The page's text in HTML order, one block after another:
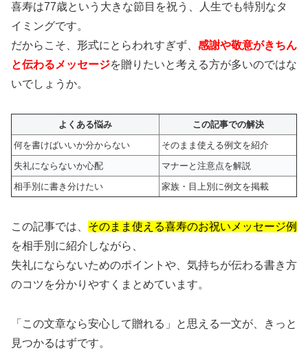
喜寿は77歳という大きな節目を祝う、人生でも特別なタ
イミングです。
だからこそ、形式にとらわれすぎず、 感謝や敬意がきちん
と伝わるメッセージを贈りたいと考える方が多いのではな
いでしょうか。
よくある悩み
この記事での解決
何を書けばいいか分からない
そのまま使える例文を紹介
失礼にならないか心配
マナーと注意点を解説
相手別に書き分けたい
家族・目上別に例文を掲載
この記事では、 そのまま使える喜寿のお祝いメッセージ例
を相手別に紹介しながら、
失礼にならないためのポイントや、気持ちが伝わる書き方
のコツを分かりやすくまとめています。
「この文章なら安心して贈れる」と思える一文が、きっと
見つかるはずです。